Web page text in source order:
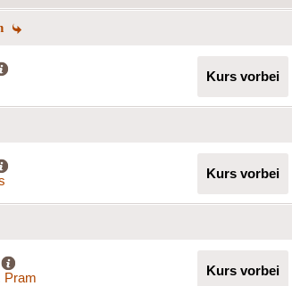
Kurs vorbei
Kurs vorbei
Pram Kurs vorbei